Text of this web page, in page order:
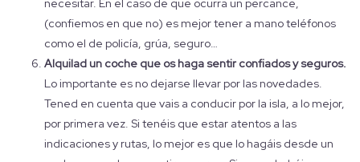
necesitar. En el caso de que ocurra un percance,
(confiemos en que no) es mejor tener a mano teléfonos
como el de policía, grúa, seguro…
Alquilad un coche que os haga sentir confiados y seguros.
Lo importante es no dejarse llevar por las novedades.
Tened en cuenta que vais a conducir por la isla, a lo mejor,
por primera vez. Si tenéis que estar atentos a las
indicaciones y rutas, lo mejor es que lo hagáis desde un